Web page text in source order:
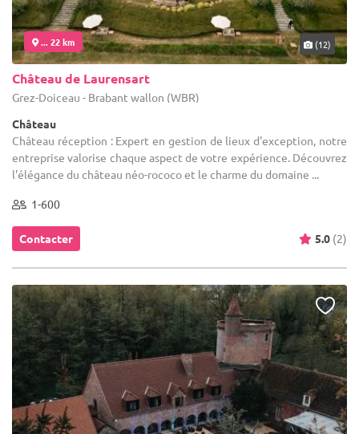
... 22 km (12)
Château de Laurensart
Grez-Doiceau - Brabant wallon (WBR)
Château
Château réception : Expert en gestion de lieux d'exception, notre
entreprise valorise chaque aspect de votre expérience. Découvrez
l'élégance du château néo-rococo et le charme du domaine ...
1-600
Contacter 5.0 (2)